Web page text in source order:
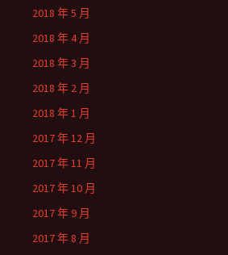
2018 年 5 月
2018 年 4 月
2018 年 3 月
2018 年 2 月
2018 年 1 月
2017 年 12 月
2017 年 11 月
2017 年 10 月
2017 年 9 月
2017 年 8 月